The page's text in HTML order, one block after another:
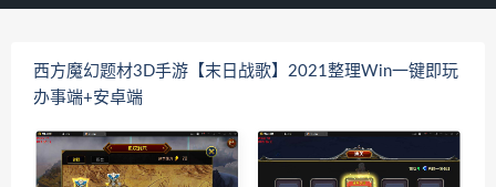
西方魔幻题材3D手游【末日战歌】2021整理Win一键即玩
办事端+安卓端